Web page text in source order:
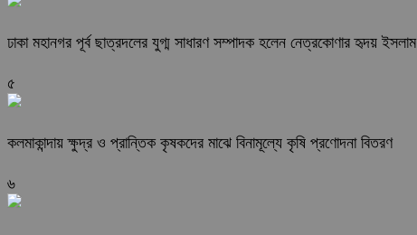
ঢাকা মহানগর পূর্ব ছাত্রদলের যুগ্ম সাধারণ সম্পাদক হলেন নেত্রকোণার হৃদয় ইসলাম
৫
কলমাকান্দায় ক্ষুদ্র ও প্রান্তিক কৃষকদের মাঝে বিনামূল্যে কৃষি প্রণোদনা বিতরণ
৬